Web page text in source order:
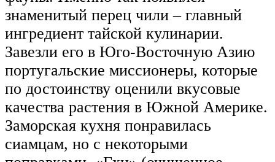
знаменитый перец чили – главный
ингредиент тайской кулинарии.
Завезли его в Юго-Восточную Азию
португальские миссионеры, которые
по достоинству оценили вкусовые
качества растения в Южной Америке.
Заморская кухня понравилась
сиамцам, но с некоторыми